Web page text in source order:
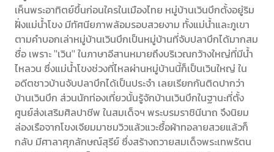
เห็นพระอาทิตย์ขึ้นก่อนใครในเมืองไทย หมู่บ้านเวินบึกตั้งอยู่ริม
ฝั่งแม่น้ำโขง มีทัศนียภาพล้อมรอบสวยงาม ทั้งแม่น้ำและภูเขา
ตามคำบอกเล่าหมู่บ้านเวินบึกเป็นหมู่บ้านที่จับปลาบึกได้มากสม
ชื่อ เพราะ "เวิน" ในภาษาอีสานหมายถึงบริเวณกว้างใหญ่ที่มีน้ำ
ไหลวน ซึ่งแม่น้ำโขงช่วงที่ไหลผ่านหมู่บ้านนี้ก็เป็นเวินใหญ่ ใน
อดีตชาวบ้านจับปลาบึกได้เป็นประจำ เลยเรียกกันติดปากว่า
บ้านเวินบึก ส่วนนักท่องเที่ยวนั้นรู้จักบ้านเวินบึกในฐานะที่ตั้ง
ศูนย์ส่งเสริมศิลปาชีพ ในสมเด็จฯ พระบรมราชินีนาถ จึงนิยม
ล่องเรือจากโขงเจียมมาชมวิวแล้วแวะซื้อผ้าทอลายสวยแล้วก็
กลับ มีศาลาศุภลักษณ์สุรีย์ ซึ่งสร้างถวายสมเด็จพระเทพรัตน